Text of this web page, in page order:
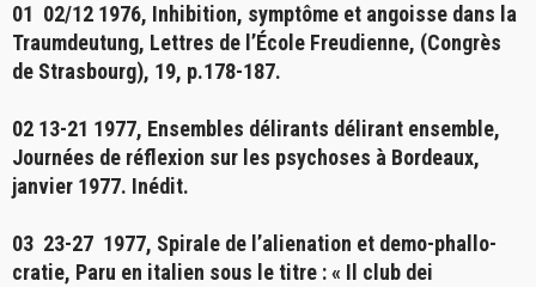
01 02/12 1976, Inhibition, symptôme et angoisse dans la
Traumdeutung, Lettres de l’École Freudienne, (Congrès
de Strasbourg), 19, p.178-187.
02 13-21 1977, Ensembles délirants délirant ensemble,
Journées de réflexion sur les psychoses à Bordeaux,
janvier 1977. Inédit.
03 23-27 1977, Spirale de l’alienation et demo-phallo-
cratie, Paru en italien sous le titre : « Il club dei